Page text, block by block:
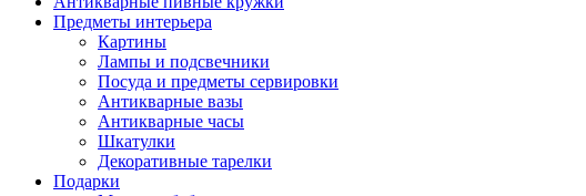
Предметы интерьера
Картины
Лампы и подсвечники
Посуда и предметы сервировки
Антикварные вазы
Антикварные часы
Шкатулки
Декоративные тарелки
Подарки